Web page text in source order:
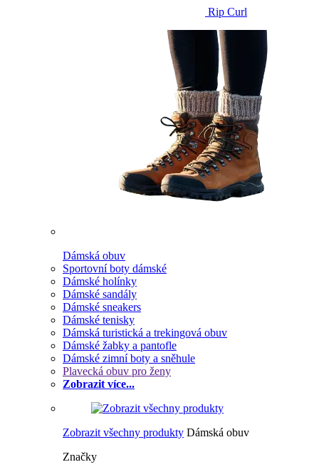
Rip Curl
Dámská obuv
Sportovní boty dámské
Dámské holínky
Dámské sandály
Dámské sneakers
Dámské tenisky
Dámská turistická a trekingová obuv
Dámské žabky a pantofle
Dámské zimní boty a sněhule
Plavecká obuv pro ženy
Zobrazit více...
Zobrazit všechny produkty Dámská obuv
Značky